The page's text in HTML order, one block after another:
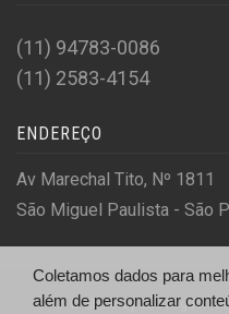
(11) 94783-0086
(11) 2583-4154
ENDEREÇO
Av Marechal Tito, Nº 1811
São Miguel Paulista - São
© Shineray São Miguel -
Coletamos dados para
além de personalizar